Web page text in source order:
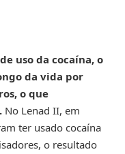
uso da cocaína, o
da vida por
o que
No Lenad II, em
ter usado cocaína
o resultado